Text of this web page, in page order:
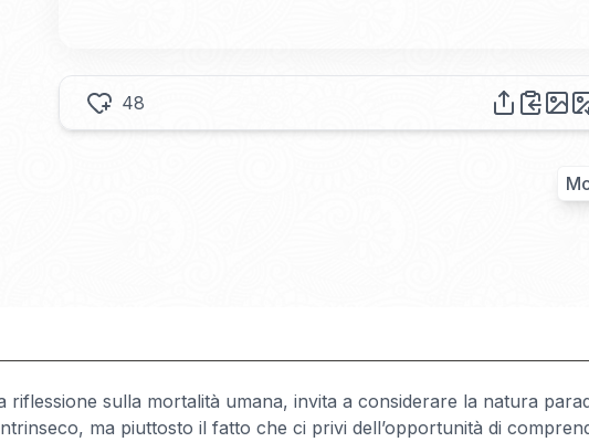
48
sulla mortalità umana, invita a considerare la natura
ma piuttosto il fatto che ci privi dell’opportunità di